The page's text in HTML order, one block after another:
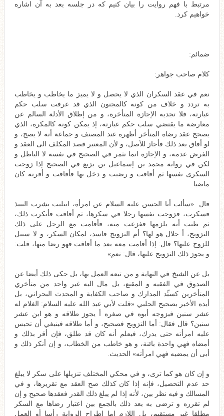
مرتبط با فهم روایت را بیان کنیم که در جلسه بعد به آن اشاره
خواهیم کرد.
ضمائم:
کلام صاحب جواهر:
نعم في عقد السكران الذي لا يحصل و لا يميز ما يخاطب و يخاطب
به تردد و خلاف من كونه كالمجنون الذي قد عرفت سلب حكم
عبارته، فلا تجديه الإجازة المتأخرة، و من إطلاق الأدلة السالم عن
معارضة ما يقتضي سلب حكم عبارته، إذ يمكن كونه كالمكره، الذي
يصحح عقد رضاه المتأخر أظهره عند المصنف و جماعة أنه لا يصح، و
لو أفاق بعد ذلك فأجاز للأصل، و لأن المعتبر قصد المكلف الى العقد و
الفرض عدمه، و الإجازة انما تثمر في الصحيح في نفسه لا الباطل و
لكن في رواية محمد بن إسماعيل بن بزيع في الصحيح إذا زوجت
السكرى نفسها ثم أفاقت و رضيت و دخل بها فأفاقت و أقرته كان
ماضيا‌
قال: «سألت أبا الحسن عليه السلام عن امرأة، ابتليت بشرب النبيذ
فسكرت، فزوجت نفسها رجلا في سكرها، ثم أفاقت فأنكرت ذلك،
ثم ظنت أنه يلزمها ففزعت منه، فأقامت مع الرجل على ذلك
التزويج، أ حلال هو لها؟ أم التزويج فاسد، لمكان السكر، و لا سبيل
للزوج عليها؟ قال: إذا أقامت معه بعد ما أفاقت فهو رضا منها، قلت:
و يجوز ذلك التزويج عليها، قال: نعم»‌
بل عن الشيخ في النهاية و من تبعه العمل بها، بل حكى ذلك أيضا عن
الصدوق في الفقيه و المقنع، بل مال اليه غير واحد من متأخري
المتأخرين كسيِّد المدارك و صاحب الكفاية و المحدث البحراني، بل
أيده الأخير بصحيح الحلبي «قلت لأبي عبد الله عليه السلام: الغلام له
عشر سنين فيزوجه أبوه في صغره أ يجوز طلاقه و هو ابن عشر
سنين؟ قال فقال: أما التزويج فصحيح، و أما طلاقه فينبغي أن تحبس
عليه امرأته حتى يدرك، فيعلم أنه كان قد طلق، فإن أقر بذلك و
أمضاه فهي واحدة بائنة، و هو خاطب من الخطاب، و إن أنكر ذلك و
أبى أن يمضيه فهي امرأته»‌ الحديث.
و إن كان هو كما ترى، و في محكي المختلف تنزيلها على سكر لا يبلغ
حد عدم التحصيل، فإنه إذا كان كذلك صح العقد مع تقريرها، و في
المسالك و فيه نظر بين، لأنه إذا لم يبلغ ذلك القدر فعقدها صحيح و إن
لم تقرره و ترضى به بعد ذلك بالجمع بين اعتبار رضاها مع السكر
مطلقا غير مستقيم، بل اللازم إما اطراح الرواية رأسا أو العمل